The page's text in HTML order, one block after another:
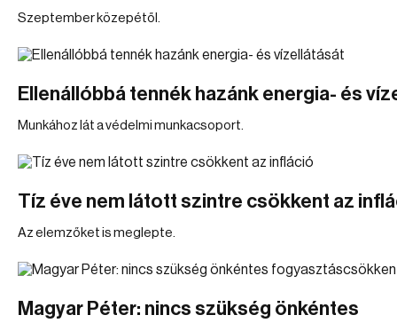
Szeptember közepétől.
Ellenállóbbá tennék hazánk energia- és
Munkához lát a védelmi munkacsoport.
Tíz éve nem látott szintre csökkent az
Az elemzőket is meglepte.
Magyar Péter: nincs szükség önkéntes